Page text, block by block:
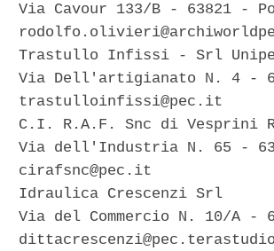
Via Cavour 133/B - 63821 -
Trastullo Infissi - Srl
Via Dell'artigianato N. 4 -
  trastulloinfissi@pec.it
C.I. R.A.F. Snc di Vesprini
Via dell'Industria N. 65 -
  cirafsnc@pec.it
  Idraulica Crescenzi Srl
Via del Commercio N. 10/A -